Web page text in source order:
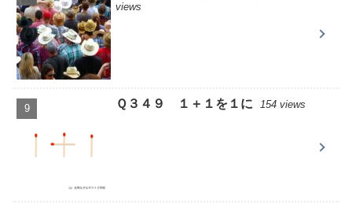
views
Ｑ３４９ １＋１を１に 154 views